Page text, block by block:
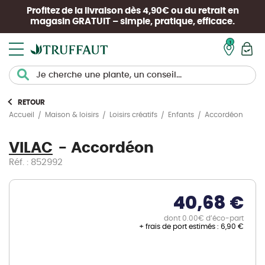
Profitez de la livraison dès 4,90€ ou du retrait en
magasin GRATUIT – simple, pratique, efficace.
RETOUR
Accueil
Maison & loisirs Loisirs créatifs Enfants Accordéon
VILAC Accordéon
Réf. : 852992
40,68 €
dont 0.00€ d’éco-part
+ frais de port estimés : 6,90 €